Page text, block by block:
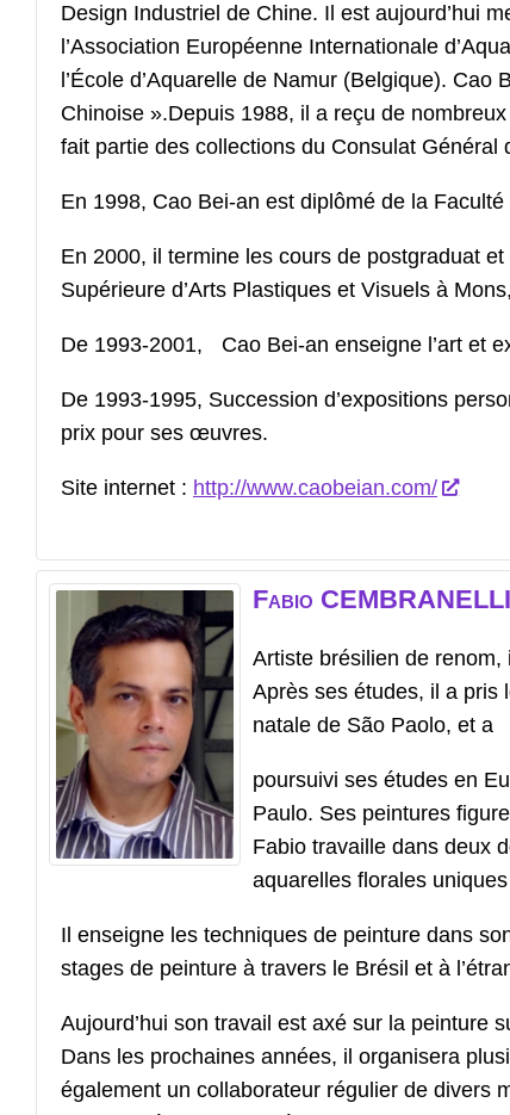
Design Industriel de Chine. Il est aujourd’hui
l’Association Européenne Internationale
l’École d’Aquarelle de Namur (Belgique).
Chinoise ».Depuis 1988, il a reçu de
fait partie des collections du Consulat Général
En 1998, Cao Bei-an est diplômé de la
En 2000, il termine les cours de postgraduat
Supérieure d’Arts Plastiques et Visuels à
De 1993-2001, Cao Bei-an enseigne l’art et
De 1993-1995, Succession d’expositions
prix pour ses œuvres.
Site internet : http://www.caobeian.com/
Fabio CEMBRANELLI
Artiste brésilien de renom,
Après ses études, il a pris
natale de São Paolo, et a
poursuivi ses études en
Paulo. Ses peintures
Fabio travaille dans deux
aquarelles florales
Il enseigne les techniques de peinture dans
stages de peinture à travers le Brésil et à
Aujourd’hui son travail est axé sur la peinture
Dans les prochaines années, il organisera
également un collaborateur régulier de divers